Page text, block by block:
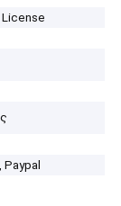
License